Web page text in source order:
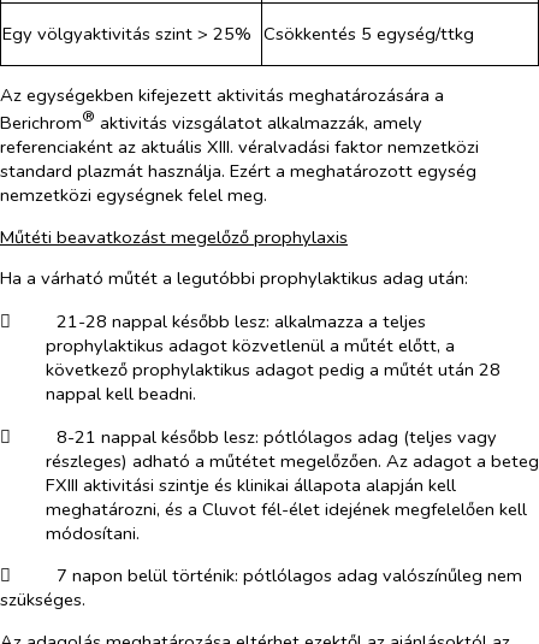
Egy völgyaktivitás szint > 25% Csökkentés 5 egység/ttkg
Az egységekben kifejezett aktivitás meghatározására a
Berichrom® aktivitás vizsgálatot alkalmazzák, amely
referenciaként az aktuális XIII. véralvadási faktor nemzetközi
standard plazmát használja. Ezért a meghatározott egység
nemzetközi egységnek felel meg.
Műtéti beavatkozást megelőző prophylaxis
Ha a várható műtét a legutóbbi prophylaktikus adag után:
​
21-28 nappal később lesz: alkalmazza a teljes
prophylaktikus adagot közvetlenül a műtét előtt, a
következő prophylaktikus adagot pedig a műtét után 28
nappal kell beadni.
​
8-21 nappal később lesz: pótlólagos adag (teljes vagy
részleges) adható a műtétet megelőzően. Az adagot a beteg
FXIII aktivitási szintje és klinikai állapota alapján kell
meghatározni, és a Cluvot fél-élet idejének megfelelően kell
módosítani.
​
7 napon belül történik: pótlólagos adag valószínűleg nem
szükséges.